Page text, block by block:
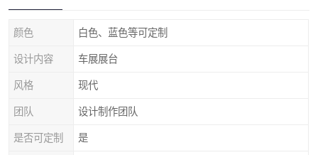
颜色 白色、蓝色等可定制
设计内容 车展展台
风格 现代
团队 设计制作团队
是否可定制 是